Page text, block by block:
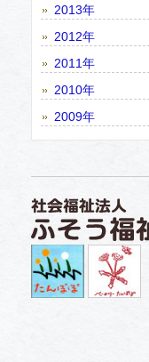
2013年
2012年
2011年
2010年
2009年